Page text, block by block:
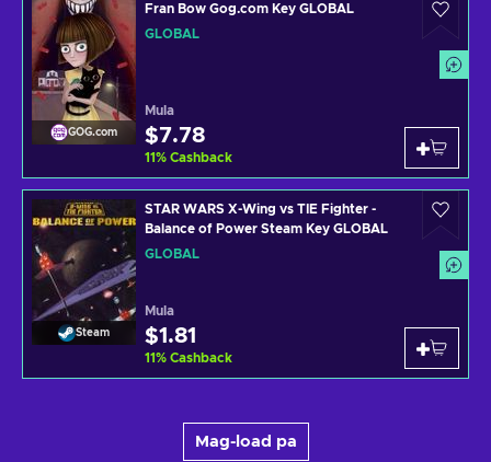
GOG.com
Fran Bow Gog.com Key GLOBAL
GLOBAL
Mula
$7.78
11% Cashback
Steam
STAR WARS X-Wing vs TIE Fighter -
Balance of Power Steam Key GLOBAL
GLOBAL
Mula
$1.81
11% Cashback
Mag-load pa